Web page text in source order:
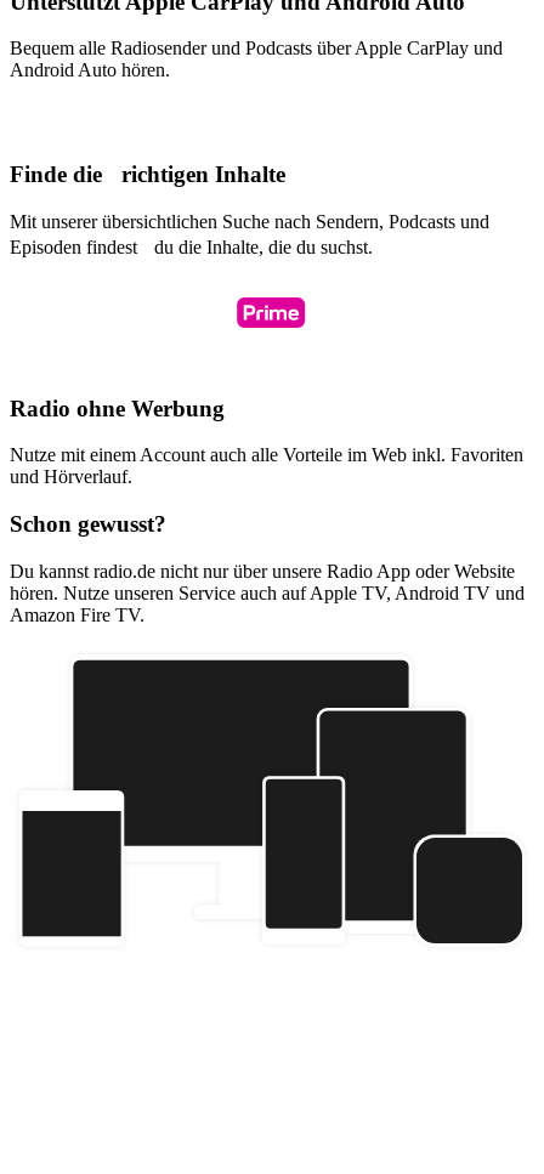
Bequem alle Radiosender und Podcasts über Apple CarPlay und
Android Auto hören.
Finde die richtigen Inhalte
Mit unserer übersichtlichen Suche nach Sendern, Podcasts und
Episoden findest du die Inhalte, die du suchst.
Radio ohne Werbung
Nutze mit einem Account auch alle Vorteile im Web inkl. Favoriten
und Hörverlauf.
Schon gewusst?
Du kannst radio.de nicht nur über unsere Radio App oder Website
hören. Nutze unseren Service auch auf Apple TV, Android TV und
Amazon Fire TV.